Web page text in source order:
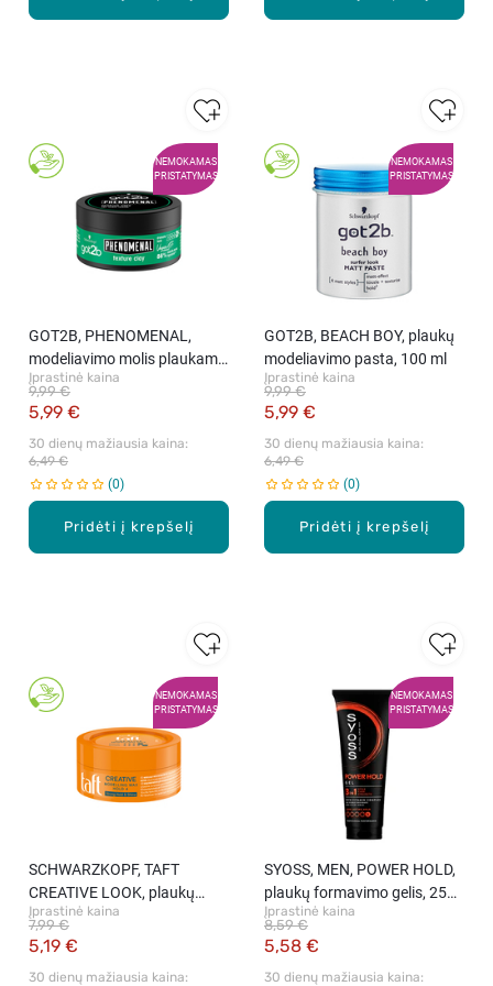
NEMOKAMAS
PRISTATYMAS
Pridėti į krepšelį
GOT2B, PHENOMENAL,
modeliavimo molis plaukams,
100 ml
Įprastinė kaina
5,99 €
9,99 €
30 dienų mažiausia kaina:
6,49 €
0
NEMOKAMAS
PRISTATYMAS
Pridėti į krepšelį
GOT2B, BEACH BOY, plaukų
modeliavimo pasta, 100 ml
Įprastinė kaina
5,99 €
9,99 €
30 dienų mažiausia kaina:
6,49 €
0
NEMOKAMAS
PRISTATYMAS
SCHWARZKOPF, TAFT
CREATIVE LOOK, plaukų
vaškas, 75 ml
Įprastinė kaina
5,19 €
7,99 €
30 dienų mažiausia kaina:
NEMOKAMAS
PRISTATYMAS
SYOSS, MEN, POWER HOLD,
plaukų formavimo gelis, 250
ml.
Įprastinė kaina
5,58 €
8,59 €
30 dienų mažiausia kaina: